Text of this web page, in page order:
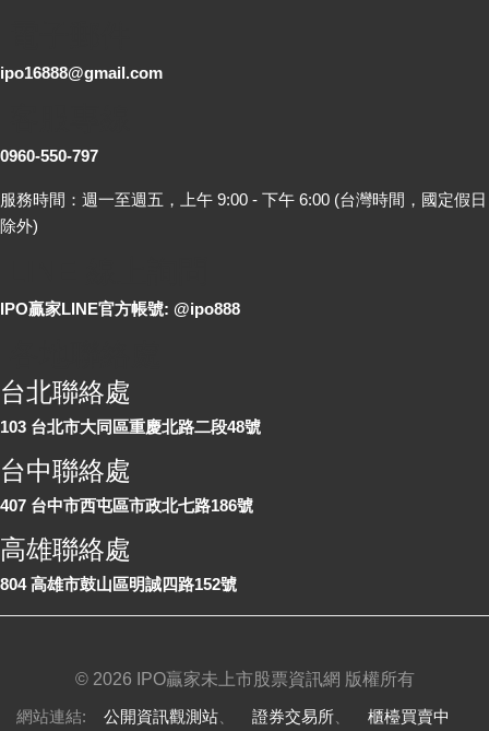
ipo16888@gmail.com
0960-550-797
服務時間：週一至週五，上午 9:00 - 下午 6:00 (台灣時間，國定假日
除外)
IPO贏家LINE官方帳號: @ipo888
台北聯絡處
103 台北市大同區重慶北路二段48號
台中聯絡處
407 台中市西屯區市政北七路186號
高雄聯絡處
804 高雄市鼓山區明誠四路152號
© 2026 IPO贏家未上市股票資訊網 版權所有
網站連結: 公開資訊觀測站 證券交易所 櫃檯買賣中